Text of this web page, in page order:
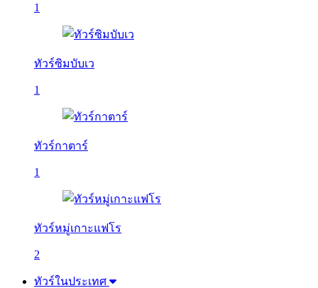
1
ทัวร์ซิมบับเว
1
ทัวร์กาตาร์
1
ทัวร์หมู่เกาะแฟโร
2
ทัวร์ในประเทศ